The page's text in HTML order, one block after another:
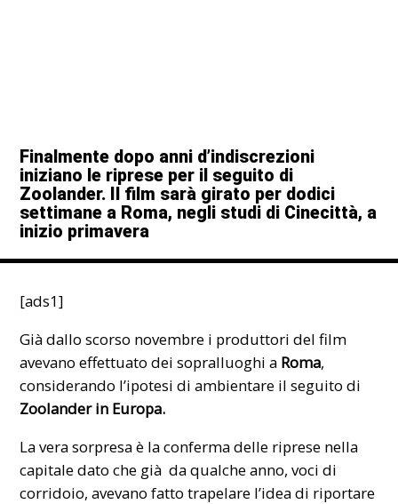
Finalmente dopo anni d’indiscrezioni
iniziano le riprese per il seguito di
Zoolander. Il film sarà girato per dodici
settimane a Roma, negli studi di Cinecittà, a
inizio primavera
[ads1]
Già dallo scorso novembre i produttori del film
avevano effettuato dei sopralluoghi a Roma,
considerando l’ipotesi di ambientare il seguito di
Zoolander in Europa.
La vera sorpresa è la conferma delle riprese nella
capitale dato che già da qualche anno, voci di
corridoio, avevano fatto trapelare l’idea di riportare